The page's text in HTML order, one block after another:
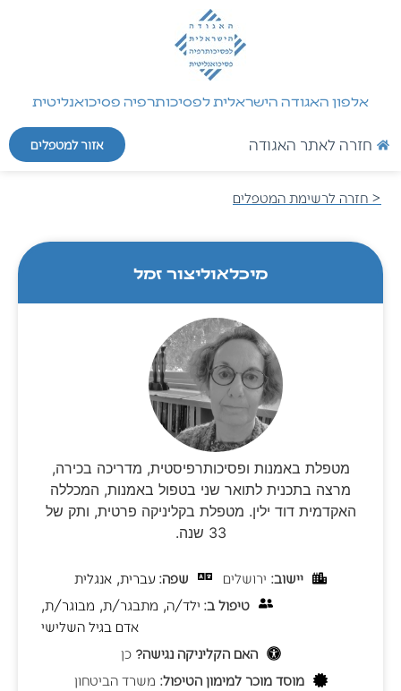
אלפון האגודה הישראלית לפסיכותרפיה פסיכואנליטית
חזרה לאתר האגודה אזור למטפלים
< חזרה לרשימת המטפלים
מיכלאוליצור זמל
מטפלת באמנות ופסיכותרפיסטית, מדריכה בכירה,
מרצה בתכנית לתואר שני בטפול באמנות, המכללה
האקדמית דוד ילין. מטפלת בקליניקה פרטית, ותק של
33 שנה.
יישוב: ירושלים שפה: עברית, אנגלית
טיפול ב: ילד/ה, מתבגר/ת, מבוגר/ת,
אדם בגיל השלישי
האם הקליניקה נגישה? כן
מוסד מוכר למימון הטיפול: משרד הביטחון